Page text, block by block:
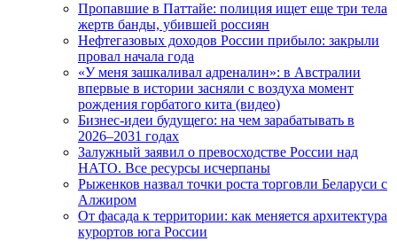
Пропавшие в Паттайе: полиция ищет еще три тела
жертв банды, убившей россиян
Нефтегазовых доходов России прибыло: закрыли
провал начала года
«У меня зашкаливал адреналин»: в Австралии
впервые в истории засняли с воздуха момент
рождения горбатого кита (видео)
Бизнес-идеи будущего: на чем зарабатывать в
2026–2031 годах
Залужный заявил о превосходстве России над
НАТО. Все ресурсы исчерпаны
Рыженков назвал точки роста торговли Беларуси с
Алжиром
От фасада к территории: как меняется архитектура
курортов юга России